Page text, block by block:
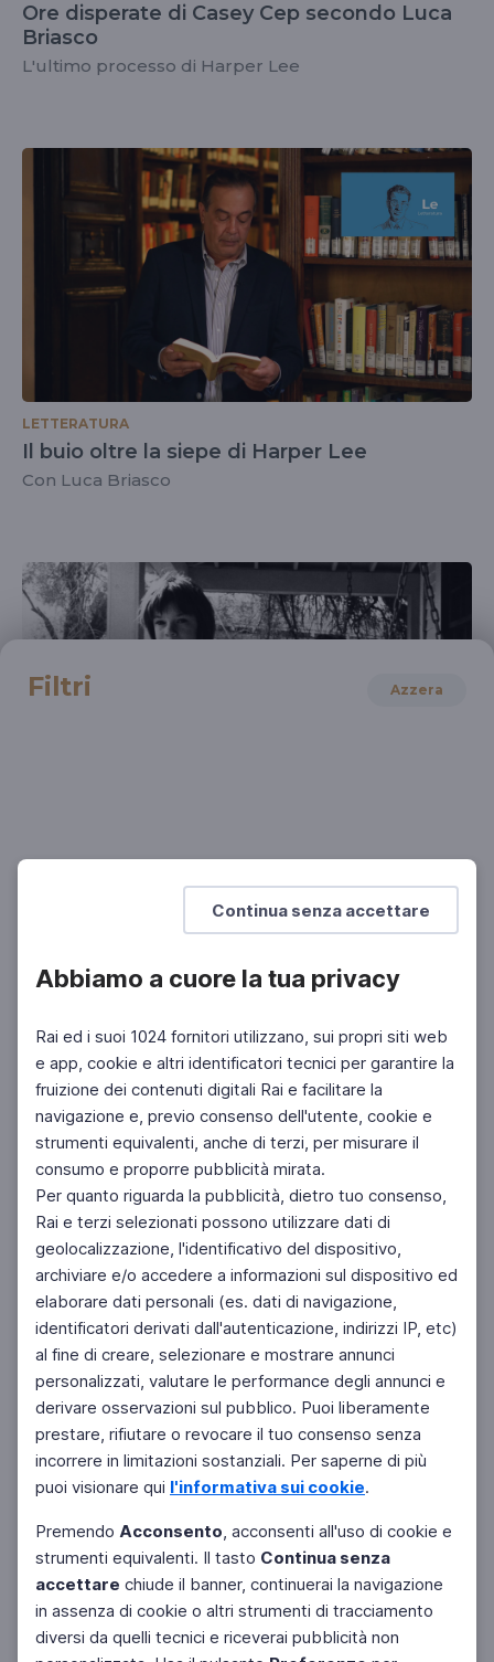
Continua senza accettare
Abbiamo a cuore la tua privacy
Rai ed i suoi 1024 fornitori utilizzano, sui propri siti web
e app, cookie e altri identificatori tecnici per garantire la
fruizione dei contenuti digitali Rai e facilitare la
navigazione e, previo consenso dell'utente, cookie e
strumenti equivalenti, anche di terzi, per misurare il
consumo e proporre pubblicità mirata.
Per quanto riguarda la pubblicità, dietro tuo consenso,
Rai e terzi selezionati possono utilizzare dati di
geolocalizzazione, l'identificativo del dispositivo,
archiviare e/o accedere a informazioni sul dispositivo ed
elaborare dati personali (es. dati di navigazione,
identificatori derivati dall'autenticazione, indirizzi IP, etc)
al fine di creare, selezionare e mostrare annunci
personalizzati, valutare le performance degli annunci e
derivare osservazioni sul pubblico. Puoi liberamente
prestare, rifiutare o revocare il tuo consenso senza
incorrere in limitazioni sostanziali. Per saperne di più
puoi visionare qui l'informativa sui cookie.
Premendo Acconsento, acconsenti all'uso di cookie e
strumenti equivalenti. Il tasto Continua senza
accettare chiude il banner, continuerai la navigazione
in assenza di cookie o altri strumenti di tracciamento
diversi da quelli tecnici e riceverai pubblicità non
Ore disperate di Casey Cep secondo Luca
Briasco
L'ultimo processo di Harper Lee
LETTERATURA
Il buio oltre la siepe di Harper Lee
Con Luca Briasco
Massimo Carlotto: Il buio oltre la siepe
La scoperta del male
Filtri Azzera
Facebook Instagram Twitter